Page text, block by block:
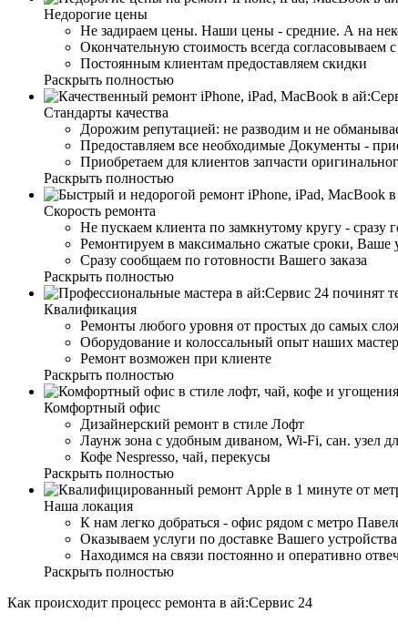
Недорогие цены
Не задираем цены. Наши цены - средние. А на
Окончательную стоимость всегда согласовываем
Постоянным клиентам предоставляем скидки
Раскрыть полностью
Стандарты качества
Дорожим репутацией: не разводим и не
Предоставляем все необходимые Документы -
Приобретаем для клиентов запчасти
Раскрыть полностью
Скорость ремонта
Не пускаем клиента по замкнутому кругу -
Ремонтируем в максимально сжатые сроки, Ваше
Сразу сообщаем по готовности Вашего заказа
Раскрыть полностью
Квалификация
Ремонты любого уровня от простых до самых
Оборудование и колоссальный опыт наших
Ремонт возможен при клиенте
Раскрыть полностью
Комфортный офис
Дизайнерский ремонт в стиле Лофт
Лаунж зона с удобным диваном, Wi-Fi, сан. узел
Кофе Nespresso, чай, перекусы
Раскрыть полностью
Наша локация
К нам легко добраться - офис рядом с метро
Оказываем услуги по доставке Вашего
Находимся на связи постоянно и оперативно
Раскрыть полностью
Как происходит процесс ремонта в ай:Сервис 24